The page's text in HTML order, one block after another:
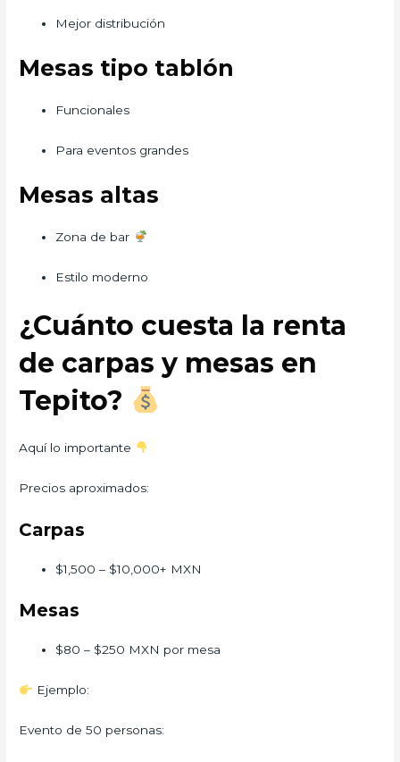
Mejor distribución
Mesas tipo tablón
Funcionales
Para eventos grandes
Mesas altas
Zona de bar
Estilo moderno
¿Cuánto cuesta la renta
de carpas y mesas en
Tepito?
Aquí lo importante
Precios aproximados:
Carpas
$1,500 – $10,000+ MXN
Mesas
$80 – $250 MXN por mesa
Ejemplo:
Evento de 50 personas: